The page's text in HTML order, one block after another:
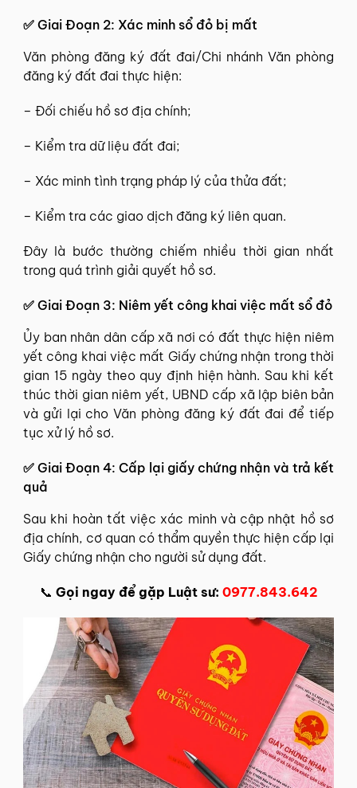
✅ Giai Đoạn 2: Xác minh sổ đỏ bị mất
Văn phòng đăng ký đất đai/Chi nhánh Văn phòng
đăng ký đất đai thực hiện:
– Đối chiếu hồ sơ địa chính;
– Kiểm tra dữ liệu đất đai;
– Xác minh tình trạng pháp lý của thửa đất;
– Kiểm tra các giao dịch đăng ký liên quan.
Đây là bước thường chiếm nhiều thời gian nhất
trong quá trình giải quyết hồ sơ.
✅ Giai Đoạn 3: Niêm yết công khai việc mất sổ đỏ
Ủy ban nhân dân cấp xã nơi có đất thực hiện niêm
yết công khai việc mất Giấy chứng nhận trong thời
gian 15 ngày theo quy định hiện hành. Sau khi kết
thúc thời gian niêm yết, UBND cấp xã lập biên bản
và gửi lại cho Văn phòng đăng ký đất đai để tiếp
tục xử lý hồ sơ.
✅ Giai Đoạn 4: Cấp lại giấy chứng nhận và trả kết
quả
Sau khi hoàn tất việc xác minh và cập nhật hồ sơ
địa chính, cơ quan có thẩm quyền thực hiện cấp lại
Giấy chứng nhận cho người sử dụng đất.
📞 Gọi ngay để gặp Luật sư: 0977.843.642